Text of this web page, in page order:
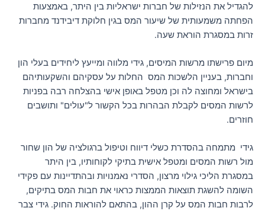
להגדיל את הנזילות של חברות ישראליות בין היתר, באמצעות
הפחתה משמעותית של שיעור המס בגין חלוקת דיבידנד מחברות
זרות במסגרת הוראת שעה.
מיום פרישתו מרשות המיסים, גידי מלווה ומייעץ ליחידים בעלי הון
וחברות, בעניין הלשכות המס החלות על עסקיהם והשקעותיהם
בישראל ומחוצה לה וכן מטפל באופן אישי בהצלחה רבה בפניות
לרשות המסים לקבלת הבהרות בכל הקשור ל"עולים" ותושבים
חוזרים.
גידי מתמחה בהסדרת כשלי דיווח וטיפול ברגולציה של הון שחור
מול רשות המסים ומטפל אישית בתיקי לקוחותיו, בין היתר
במסגרת הליכי גילוי מרצון, הסדרי נאמנויות ובהתדיינות עם פקידי
השומה להשגת תוצאות הממצות כראוי את חבות המס בתיקים,
לרבות חבות המס על קרן ההון, בהתאם להוראות החוק. גידי צבר